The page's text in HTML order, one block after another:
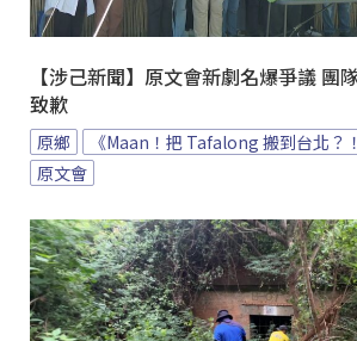
【涉己新聞】原文會新劇名爆爭議 團
致歉
原鄉 《Maan！把 Tafalong 搬到台北？
原文會